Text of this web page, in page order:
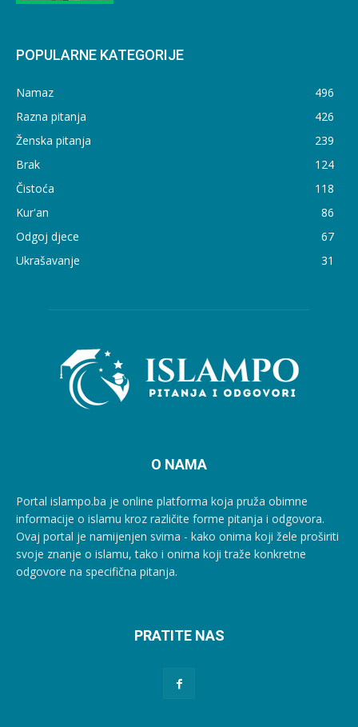
POPULARNE KATEGORIJE
Namaz
496
Razna pitanja
426
Ženska pitanja
239
Brak
124
Čistoća
118
Kur'an
86
Odgoj djece
67
Ukrašavanje
31
O NAMA
Portal islampo.ba je online platforma koja pruža obimne
informacije o islamu kroz različite forme pitanja i odgovora.
Ovaj portal je namijenjen svima - kako onima koji žele proširiti
svoje znanje o islamu, tako i onima koji traže konkretne
odgovore na specifična pitanja.
PRATITE NAS